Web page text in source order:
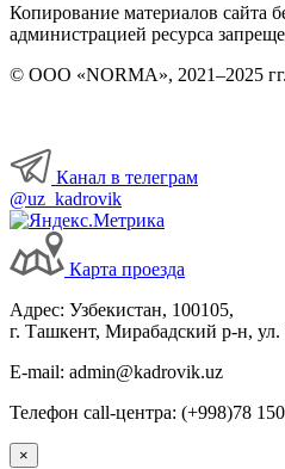
Копирование материалов сайта
администрацией ресурса
© ООО «NORMA», 2021–2025
Канал в телеграм
@uz_kadrovik
Карта проезда
Адрес: Узбекистан, 100105,
г. Ташкент, Мирабадский р-н,
E-mail: admin@kadrovik.uz
Телефон call-центра: (+998)78
×